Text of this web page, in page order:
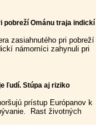
pobreží Ománu traja indickí
zasiahnutého pri pobreží
námorníci zahynuli pri
ľudí. Stúpa aj riziko
prístup Európanov k
Rast životných